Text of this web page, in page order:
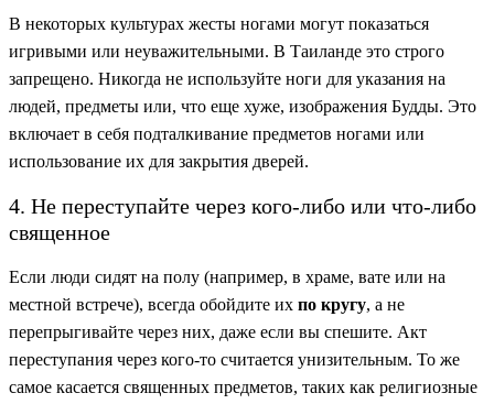
В некоторых культурах жесты ногами могут показаться
игривыми или неуважительными. В Таиланде это строго
запрещено. Никогда не используйте ноги для указания на
людей, предметы или, что еще хуже, изображения Будды. Это
включает в себя подталкивание предметов ногами или
использование их для закрытия дверей.
4. Не переступайте через кого-либо или что-либо
священное
Если люди сидят на полу (например, в храме, вате или на
местной встрече), всегда обойдите их по кругу, а не
перепрыгивайте через них, даже если вы спешите. Акт
переступания через кого-то считается унизительным. То же
самое касается священных предметов, таких как религиозные